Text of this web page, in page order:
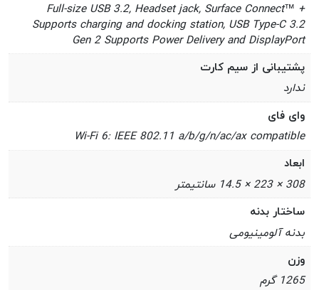
Full-size USB 3.2, Headset jack, Surface Connect™ +
Supports charging and docking station, USB Type-C 3.2
Gen 2 Supports Power Delivery and DisplayPort
پشتیبانی از سیم کارت
ندارد
وای فای
Wi-Fi 6: IEEE 802.11 a/b/g/n/ac/ax compatible
ابعاد
308 × 223 × 14.5 سانتیمتر
ساختار بدنه
بدنه آلومینیومی
وزن
1265 گرم